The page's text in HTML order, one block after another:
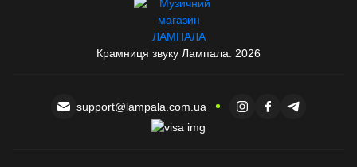
Крамниця звуку Лампала. 2026
support@lampala.com.ua